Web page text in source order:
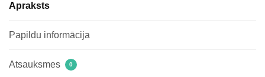
Apraksts
Papildu informācija
Atsauksmes 0